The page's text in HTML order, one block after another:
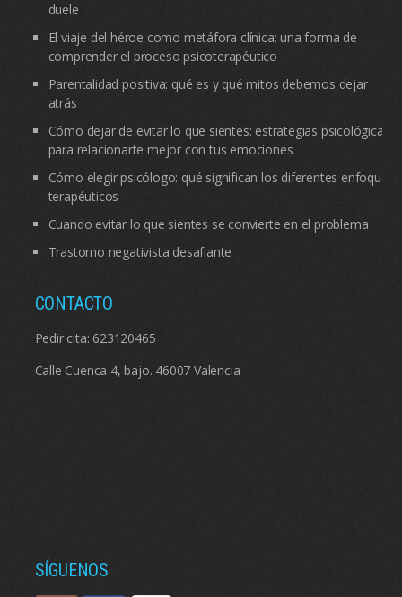
duele
El viaje del héroe como metáfora clínica: una forma de
comprender el proceso psicoterapéutico
Parentalidad positiva: qué es y qué mitos debemos dejar
atrás
Cómo dejar de evitar lo que sientes: estrategias psicológicas
para relacionarte mejor con tus emociones
Cómo elegir psicólogo: qué significan los diferentes enfoques
terapéuticos
Cuando evitar lo que sientes se convierte en el problema
Trastorno negativista desafiante
CONTACTO
Pedir cita: 623120465
Calle Cuenca 4, bajo. 46007 Valencia
SÍGUENOS